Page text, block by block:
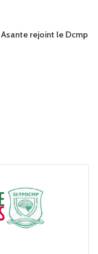
rejoint le Dcmp